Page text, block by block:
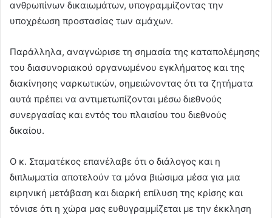
ανθρωπίνων δικαιωμάτων, υπογραμμίζοντας την
υποχρέωση προστασίας των αμάχων.
Παράλληλα, αναγνώρισε τη σημασία της καταπολέμησης
του διασυνοριακού οργανωμένου εγκλήματος και της
διακίνησης ναρκωτικών, σημειώνοντας ότι τα ζητήματα
αυτά πρέπει να αντιμετωπίζονται μέσω διεθνούς
συνεργασίας και εντός του πλαισίου του διεθνούς
δικαίου.
O κ. Σταματέκος επανέλαβε ότι ο διάλογος και η
διπλωματία αποτελούν τα μόνα βιώσιμα μέσα για μια
ειρηνική μετάβαση και διαρκή επίλυση της κρίσης και
τόνισε ότι η χώρα μας ευθυγραμμίζεται με την έκκληση